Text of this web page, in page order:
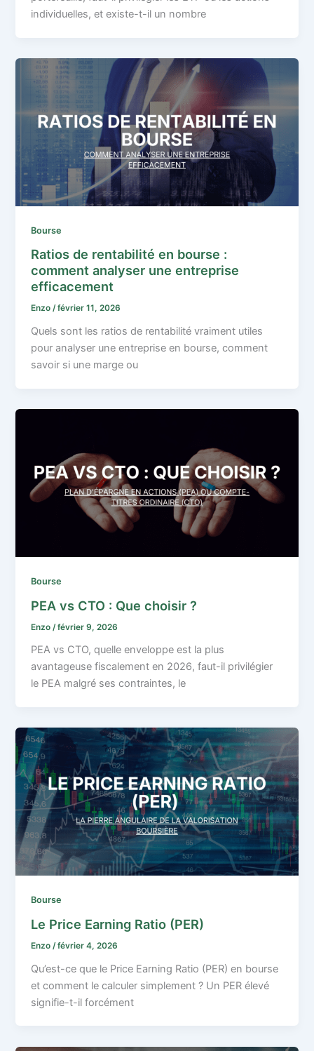
individuelles, et existe-t-il un nombre
Bourse
Ratios de rentabilité en bourse :
comment analyser une entreprise
efficacement
Enzo/février 11, 2026
Quels sont les ratios de rentabilité vraiment utiles
pour analyser une entreprise en bourse, comment
savoir si une marge ou
Bourse
PEA vs CTO : Que choisir ?
Enzo /février 9, 2026
PEA vs CTO, quelle enveloppe est la plus
avantageuse fiscalement en 2026, faut-il privilégier
le PEA malgré ses contraintes, le
Bourse
Le Price Earning Ratio (PER)
Enzo /février 4, 2026
Qu’est-ce que le Price Earning Ratio (PER) en bourse
et comment le calculer simplement ? Un PER élevé
signifie-t-il forcément